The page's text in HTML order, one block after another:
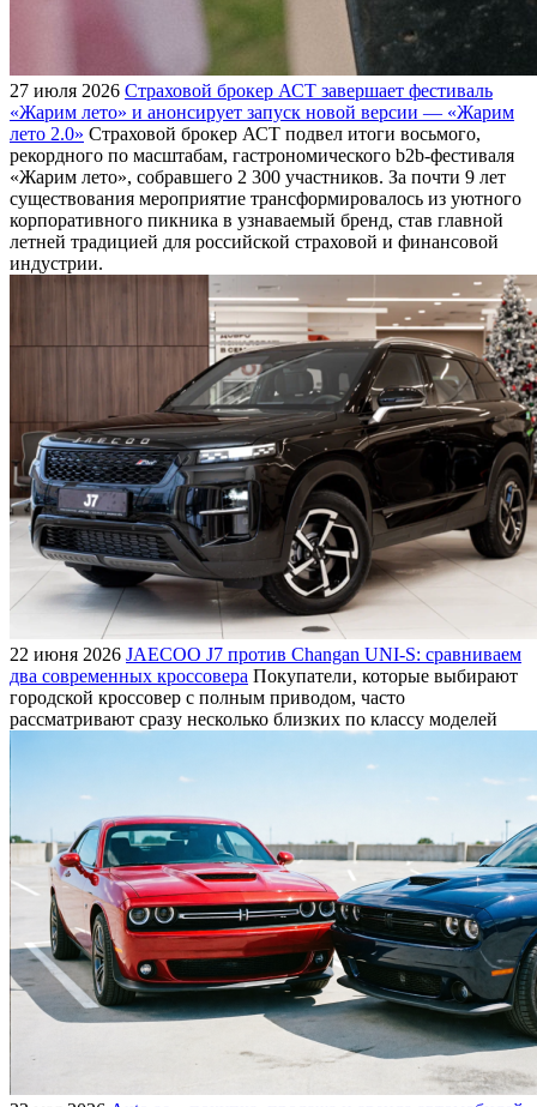
27 июля 2026 Страховой брокер АСТ завершает фестиваль
«Жарим лето» и анонсирует запуск новой версии — «Жарим
лето 2.0» Страховой брокер АСТ подвел итоги восьмого,
рекордного по масштабам, гастрономического b2b-фестиваля
«Жарим лето», собравшего 2 300 участников. За почти 9 лет
существования мероприятие трансформировалось из уютного
корпоративного пикника в узнаваемый бренд, став главной
летней традицией для российской страховой и финансовой
индустрии.
22 июня 2026 JAECOO J7 против Changan UNI-S: сравниваем
два современных кроссовера Покупатели, которые выбирают
городской кроссовер с полным приводом, часто
рассматривают сразу несколько близких по классу моделей